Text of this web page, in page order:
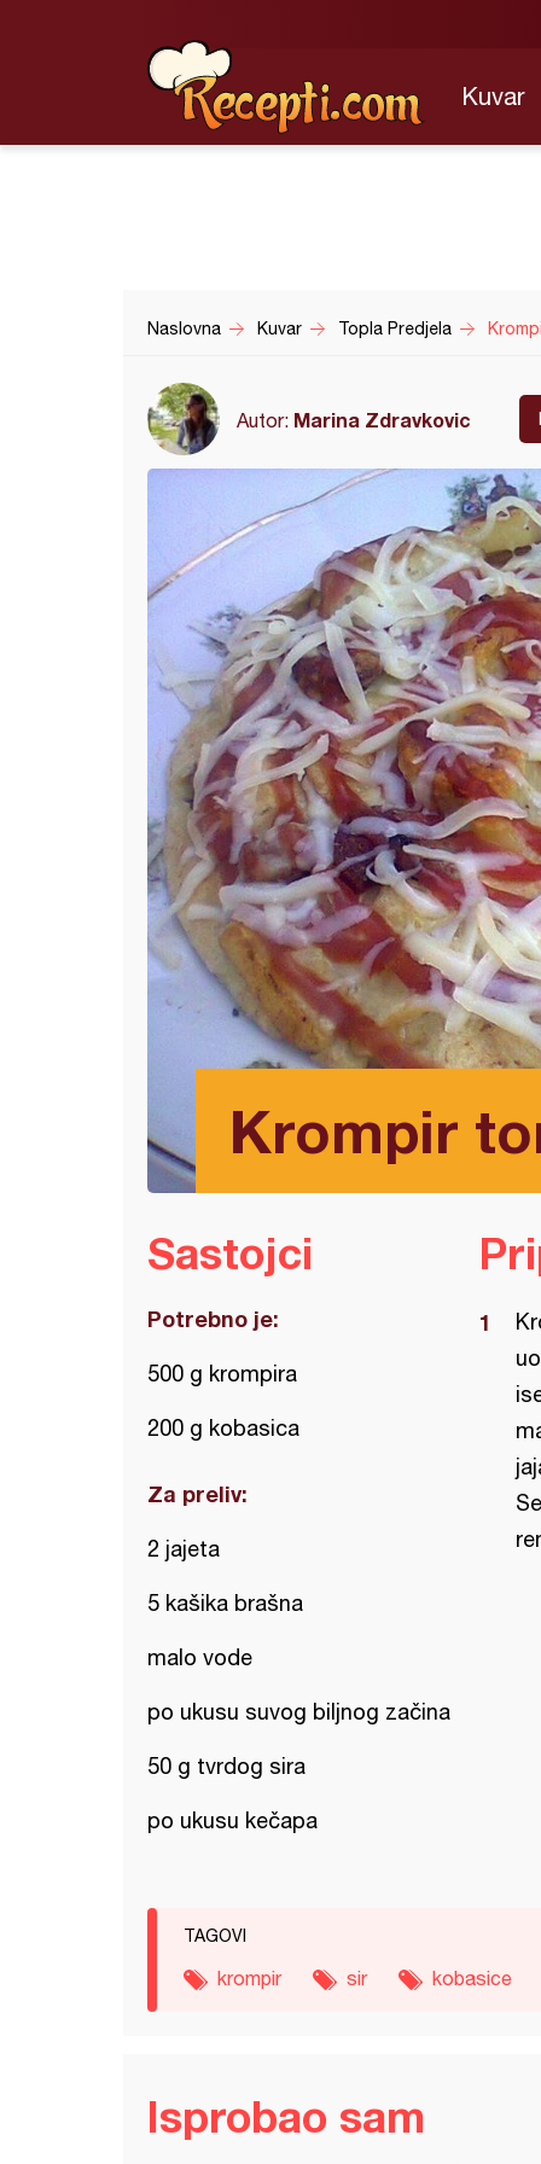
Kuvar
Naslovna Kuvar Topla Predjela
Autor: Marina Zdravkovic
Krompir
Sastojci
Potrebno je:
500 g krompira
200 g kobasica
Za preliv:
2 jajeta
5 kašika brašna
malo vode
po ukusu suvog biljnog začina
50 g tvrdog sira
po ukusu kečapa
TAGOVI
krompir sir kobasice
Isprobao sam